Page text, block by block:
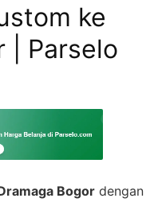
ke
| Parselo
Bogor dengan